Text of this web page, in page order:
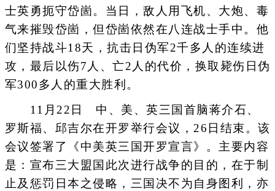
士英勇扼守岱崮。当日，敌人用飞机、大炮、毒
气来摧毁岱崮，但岱崮依然在八连战士手中。他
们坚持战斗18天，抗击日伪军2千多人的连续进
攻，最后以伤7人、亡2人的代价，换取毙伤日伪
军300多人的重大胜利。
11月22日 中、美、英三国首脑蒋介石、
罗斯福、邱吉尔在开罗举行会议，26日结束。该
会议签署了《中美英三国开罗宣言》。主要内容
是：宣布三大盟国此次进行战争的目的，在于制
止及惩罚日本之侵略，三国决不为自身图利，亦